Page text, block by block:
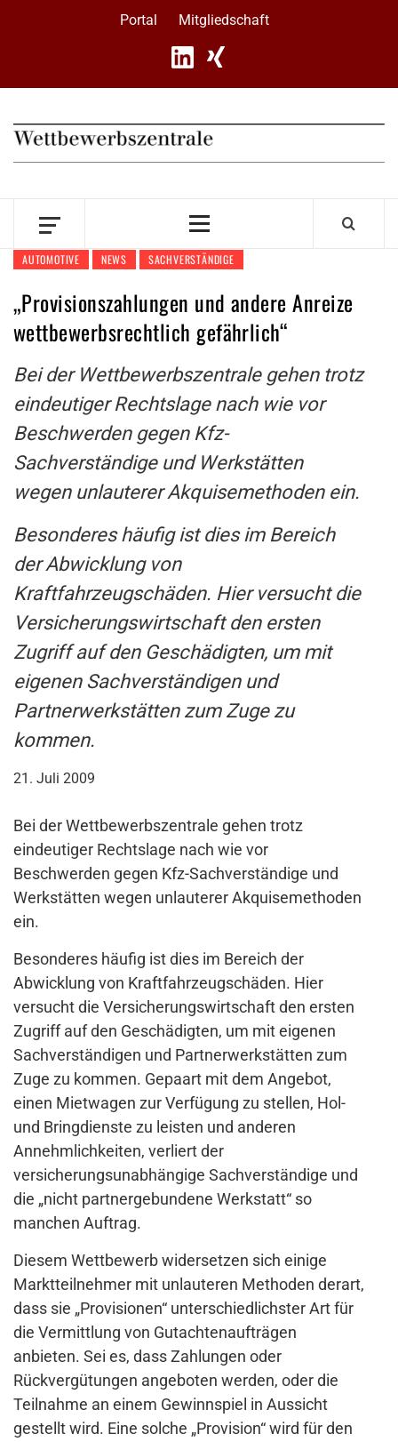
Portal Mitgliedschaft
Primary
AUTOMOTIVE NEWS SACHVERSTÄNDIGE
„Provisionszahlungen und andere Anreize
wettbewerbsrechtlich gefährlich“
Bei der Wettbewerbszentrale gehen trotz
eindeutiger Rechtslage nach wie vor
Beschwerden gegen Kfz-
Sachverständige und Werkstätten
wegen unlauterer Akquisemethoden ein.
Besonderes häufig ist dies im Bereich
der Abwicklung von
Kraftfahrzeugschäden. Hier versucht die
Versicherungswirtschaft den ersten
Zugriff auf den Geschädigten, um mit
eigenen Sachverständigen und
Partnerwerkstätten zum Zuge zu
kommen.
21. Juli 2009
Bei der Wettbewerbszentrale gehen trotz
eindeutiger Rechtslage nach wie vor
Beschwerden gegen Kfz-Sachverständige und
Werkstätten wegen unlauterer Akquisemethoden
ein.
Besonderes häufig ist dies im Bereich der
Abwicklung von Kraftfahrzeugschäden. Hier
versucht die Versicherungswirtschaft den ersten
Zugriff auf den Geschädigten, um mit eigenen
Sachverständigen und Partnerwerkstätten zum
Zuge zu kommen. Gepaart mit dem Angebot,
einen Mietwagen zur Verfügung zu stellen, Hol-
und Bringdienste zu leisten und anderen
Annehmlichkeiten, verliert der
versicherungsunabhängige Sachverständige und
die „nicht partnergebundene Werkstatt“ so
manchen Auftrag.
Diesem Wettbewerb widersetzen sich einige
Marktteilnehmer mit unlauteren Methoden derart,
dass sie „Provisionen“ unterschiedlichster Art für
die Vermittlung von Gutachtenaufträgen
anbieten. Sei es, dass Zahlungen oder
Rückvergütungen angeboten werden, oder die
Teilnahme an einem Gewinnspiel in Aussicht
gestellt wird. Eine solche „Provision“ wird für den